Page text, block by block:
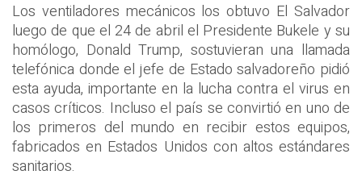
Los ventiladores mecánicos los obtuvo El Salvador
luego de que el 24 de abril el Presidente Bukele y su
homólogo, Donald Trump, sostuvieran una llamada
telefónica donde el jefe de Estado salvadoreño pidió
esta ayuda, importante en la lucha contra el virus en
casos críticos. Incluso el país se convirtió en uno de
los primeros del mundo en recibir estos equipos,
fabricados en Estados Unidos con altos estándares
sanitarios.